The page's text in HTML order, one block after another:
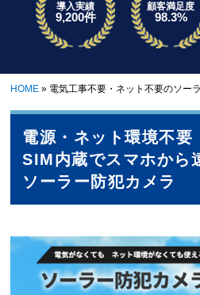
導入実績
9,200件
顧客満足度
98.3%
HOME » 電気工事不要・ネット不要のソー
電源・ネット環境不要
SIM内蔵でスマホから
ソーラー防犯カメラ